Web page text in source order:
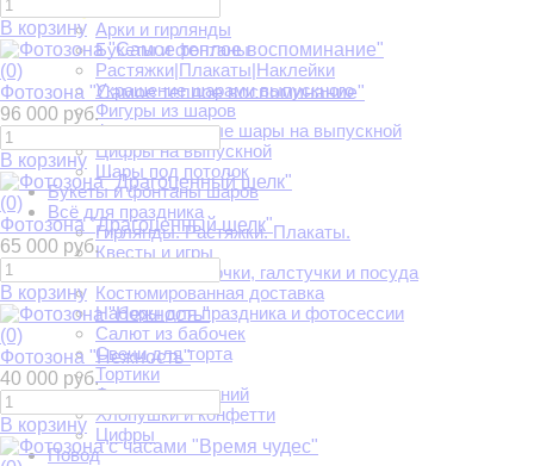
Арки и гирлянды
Букеты и фонтаны
Растяжки|Плакаты|Наклейки
Украшение шарами выпускного
Фигуры из шаров
Фольгированные шары на выпускной
Цифры на выпускной
Шары под потолок
Букеты и фонтаны шаров
Всё для праздника
Гирлянды. Растяжки. Плакаты.
Квесты и игры
Колпачки, дудочки, галстучки и посуда
Костюмированная доставка
Наборы для праздника и фотосессии
Салют из бабочек
Свечи для торта
Тортики
Фонарики желаний
Хлопушки и конфетти
Цифры
Повод
В корзину
(0)
Фотозона "Самое теплое воспоминание"
96 000 руб.
В корзину
(0)
Фотозона "Драгоценный шелк"
65 000 руб.
В корзину
(0)
Фотозона "Нежность"
40 000 руб.
В корзину